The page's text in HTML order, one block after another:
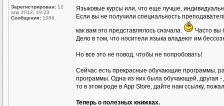
Зарегистрирован: 12
апр 2012, 19:23
Сообщения: 1086
Языковые курсы или, что еще лучше,
Если вы не получили специальность
как вам это представлялось сначала.
Часто вы
Дело в том, что носители языка владеют им
Но все это не повод, чтобы не попробовать!
Сейчас есть прекрасные обучающие программы,
программы. Одна из них была обучающей, другая -
то в этом роде в Аpp Store, дайте нам ссылку,
Теперь о полезных книжках.